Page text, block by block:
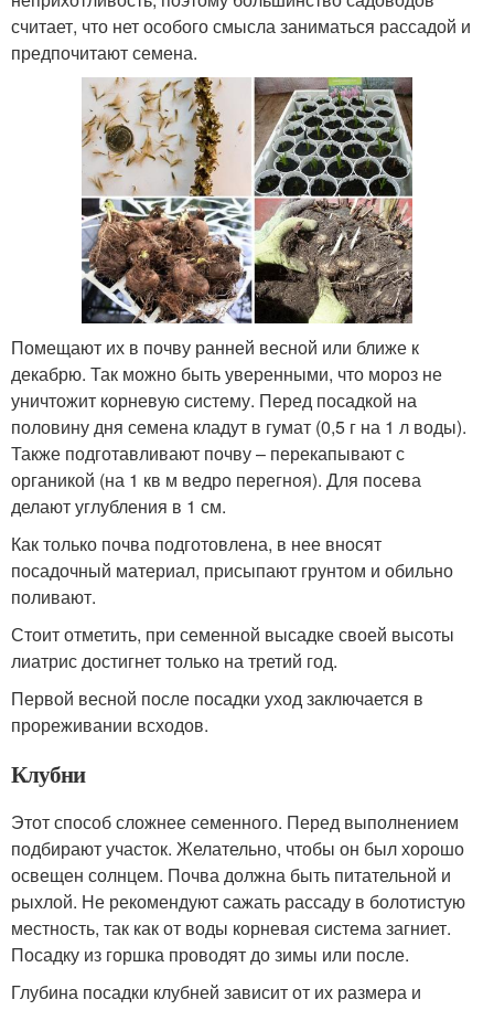
считает, что нет особого смысла заниматься рассадой и
предпочитают семена.
Помещают их в почву ранней весной или ближе к
декабрю. Так можно быть уверенными, что мороз не
уничтожит корневую систему. Перед посадкой на
половину дня семена кладут в гумат (0,5 г на 1 л воды).
Также подготавливают почву – перекапывают с
органикой (на 1 кв м ведро перегноя). Для посева
делают углубления в 1 см.
Как только почва подготовлена, в нее вносят
посадочный материал, присыпают грунтом и обильно
поливают.
Стоит отметить, при семенной высадке своей высоты
лиатрис достигнет только на третий год.
Первой весной после посадки уход заключается в
прореживании всходов.
Клубни
Этот способ сложнее семенного. Перед выполнением
подбирают участок. Желательно, чтобы он был хорошо
освещен солнцем. Почва должна быть питательной и
рыхлой. Не рекомендуют сажать рассаду в болотистую
местность, так как от воды корневая система загниет.
Посадку из горшка проводят до зимы или после.
Глубина посадки клубней зависит от их размера и